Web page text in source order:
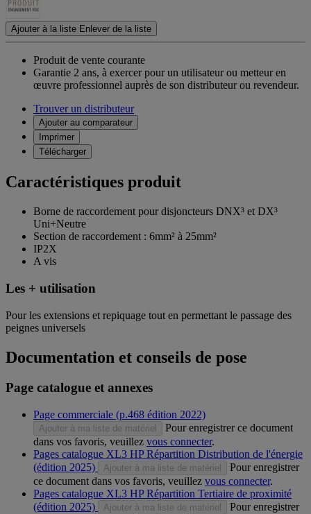
Ajouter à la liste Enlever de la liste
Produit de vente courante
Garantie 2 ans, à exercer pour un utilisateur ou metteur en
œuvre professionnel auprès de son distributeur ou revendeur.
Trouver un distributeur
Ajouter au comparateur
Imprimer
Télécharger
Caractéristiques produit
Borne de raccordement pour disjoncteurs DNX³ et DX³
Uni+Neutre
Section de raccordement : 6mm² à 25mm²
IP2X
A vis
Les + utilisation
Pour les extensions et repiquage tout en permettant le passage des
peignes universels
Documentation et conseils de pose
Page catalogue et annexes
Page commerciale (p.468 édition 2022)
Ajouter à ma liste de matériel
Pour enregistrer ce document
dans vos favoris, veuillez vous connecter.
Pages catalogue XL3 HP Répartition Distribution de l'énergie
(édition 2025)
Ajouter à ma liste de matériel
Pour enregistrer
ce document dans vos favoris, veuillez vous connecter.
Pages catalogue XL3 HP Répartition Tertiaire de proximité
(édition 2025)
Ajouter à ma liste de matériel
Pour enregistrer